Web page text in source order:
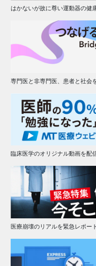
はかないが故に尊い運動器の健
専門医と非専門医、患者と社会
臨床医学のオリジナル動画を配
医療崩壊のリアルを緊急レポート